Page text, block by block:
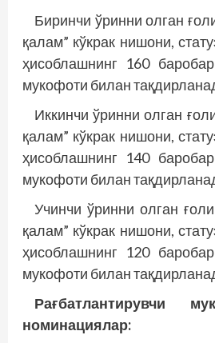
Биринчи ўринни олган
қалам” кўк­рак нишони,
ҳисоблашнинг 160
мукофоти билан
Иккинчи ўринни олган
қалам” кўкрак нишони,
ҳисоблашнинг 140
мукофоти билан
Учинчи ўринни олган
қалам” кўкрак нишони,
ҳисоблашнинг 120
мукофоти билан
Рағбатлантирувчи
номинациялар: